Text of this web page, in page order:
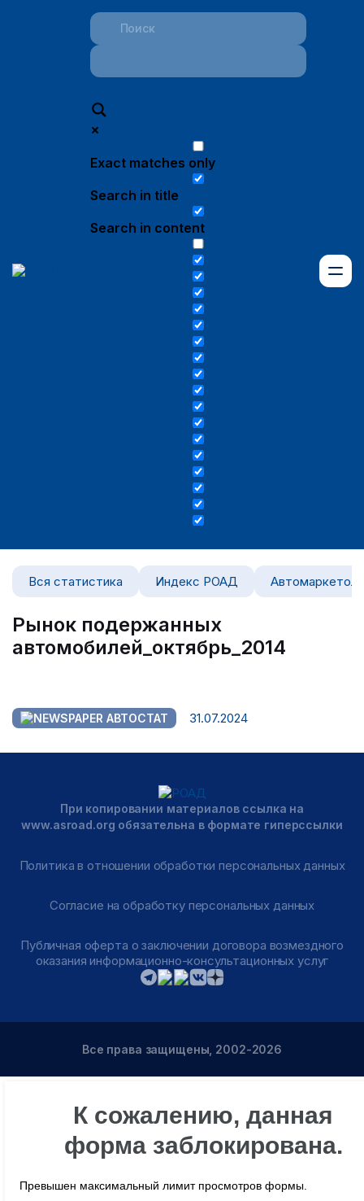
Exact matches only
Search in title
Search in content
Вся статистика Индекс РОАД
Рынок подержанных
автомобилей_октябрь_2014
АВТОСТАТ 31.07.2024
При копировании материалов ссылка на
www.asroad.org обязательна в формате гиперссылки
Политика в отношении обработки персональных данных
Согласие на обработку персональных данных
Публичная оферта о заключении договора возмездного
оказания информационно-консультационных услуг
Все права защищены, 2002-2026